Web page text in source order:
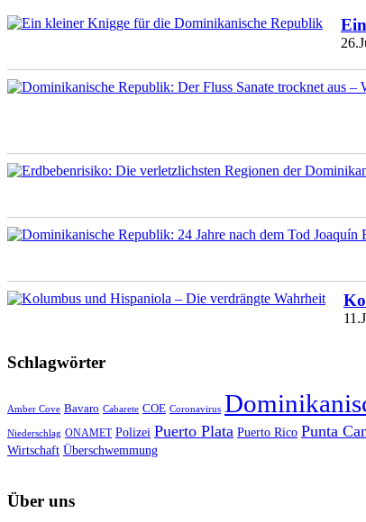
Schlagwörter
Amber Cove Bavaro Cabarete COE Coronavirus
Niederschlag ONAMET Polizei Puerto Plata Puerto Rico Punta
Wirtschaft Überschwemmung
Über uns